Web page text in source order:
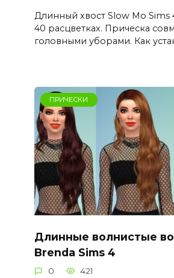
Длинный хвост Slow Mo Sims
40 расцветках. Прическа
головными уборами. Как
ПРИЧЕСКИ
Длинные волнистые
Brenda Sims 4
0 421